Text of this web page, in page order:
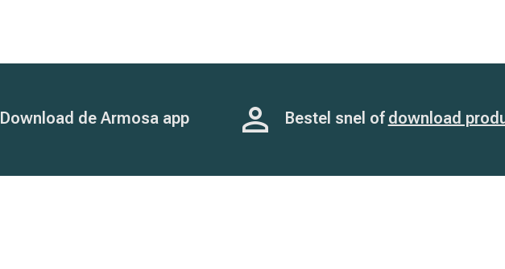
Finecto (11)
Download de Armosa app Bestel snel of download